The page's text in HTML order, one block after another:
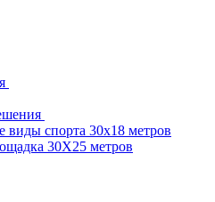
виды спорта 30x18 метров
30Х25 метров